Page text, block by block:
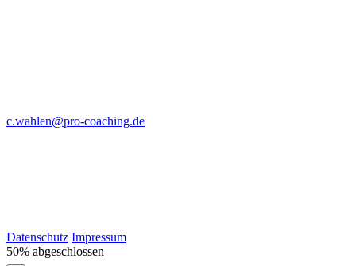
c.wahlen@pro-coaching.de
Datenschutz Impressum
50% abgeschlossen